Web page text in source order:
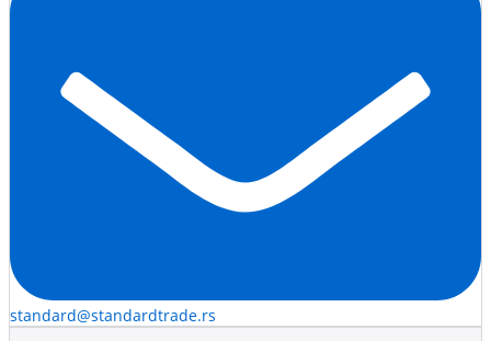
standard@standardtrade.rs